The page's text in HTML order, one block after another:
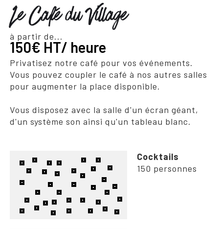
Le Café du Village
à partir de...
150€ HT/ heure
Privatisez notre café pour vos événements.
Vous pouvez coupler le café à nos autres salles
pour augmenter la place disponible.
Vous disposez avec la salle d'un écran géant,
d'un système son ainsi qu'un tableau blanc.
Cocktails
150 personnes